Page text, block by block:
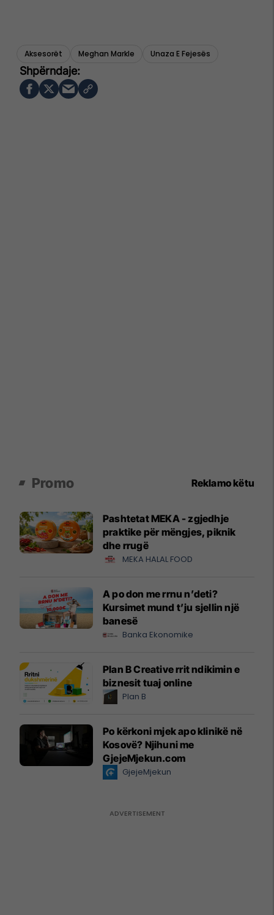
Aksesorët Meghan Markle Unaza E Fejesës
Promo Reklamo këtu
Pashtetat MEKA - zgjedhje
praktike për mëngjes, piknik
dhe rrugë
MEKA HALAL FOOD
A po don me rrnu n’deti?
Kursimet mund t’ju sjellin një
banesë
Banka Ekonomike
Plan B Creative rrit ndikimin e
biznesit tuaj online
Plan B
Po kërkoni mjek apo klinikë në
Kosovë? Njihuni me
GjejeMjekun.com
GjejeMjekun